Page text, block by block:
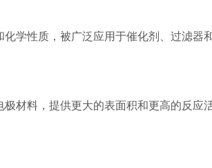
性质，被广泛应用于催化剂、过滤器和
料，提供更大的表面积和更高的反应活